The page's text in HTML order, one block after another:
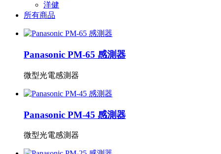
洋健
所有商品
Panasonic PM-65 感測器
微型光電感測器
Panasonic PM-45 感測器
微型光電感測器